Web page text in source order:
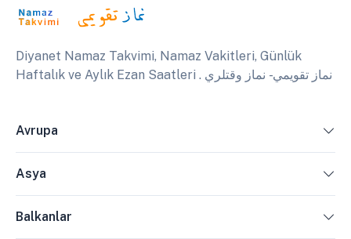
Diyanet Namaz Takvimi, Namaz Vakitleri, Günlük
Haftalık ve Aylık Ezan Saatleri . نماز تقويمي - نماز وقتلري
Avrupa
Asya
Balkanlar